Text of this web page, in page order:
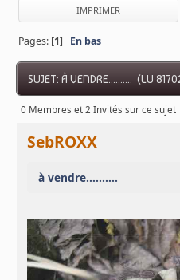
IMPRIMER
Pages: [1] En bas
SUJET: À VENDRE.......... (LU
0 Membres et 2 Invités sur ce sujet
SebROXX
à vendre..........